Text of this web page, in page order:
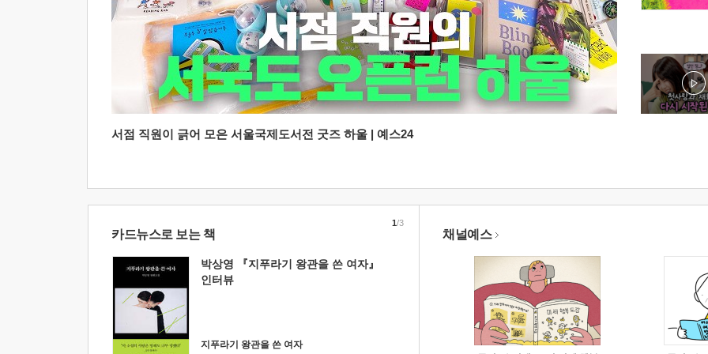
서점 직원이 긁어 모은 서울국제도서전 굿즈 하울 | 예스24
카드뉴스로 보는 책
박상영 『지푸라기 왕관을 쓴 여자』
인터뷰
지푸라기 왕관을 쓴 여자
1/3
채널예스